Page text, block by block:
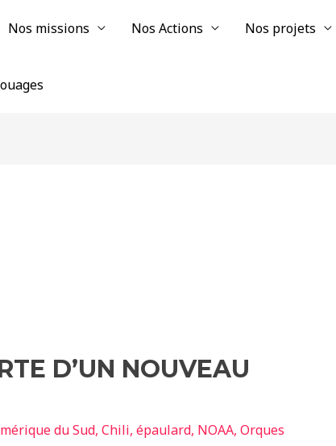
Nos missions Nos Actions Nos projets
D’UN NOUVEAU
du Sud, Chili, épaulard, NOAA, Orques